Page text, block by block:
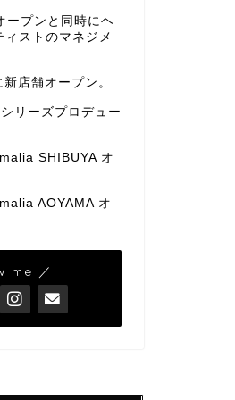
プンと同時にヘ
ストのマネジメ
店舗オープン。
リーズプロデュー
SHIBUYA オ
AOYAMA オ
me ／